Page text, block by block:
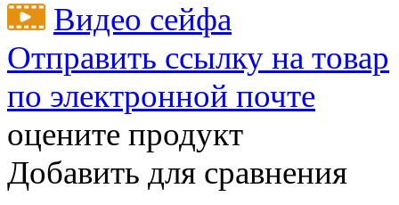
Видео сейфа
Отправить ссылку на товар
по электронной почте
оцените продукт
Добавить для сравнения